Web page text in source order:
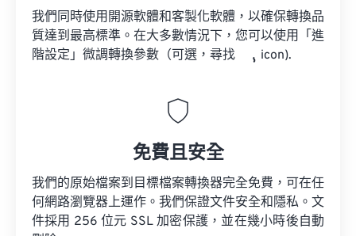
我們同時使用開源軟體和客製化軟體，以確保轉換品
質達到最高標準。在大多數情況下，您可以使用「進
階設定」微調轉換參數（可選，尋找
icon).
免費且安全
我們的原始檔案到目標檔案轉換器完全免費，可在任
何網路瀏覽器上運作。我們保證文件安全和隱私。文
件採用 256 位元 SSL 加密保護，並在幾小時後自動